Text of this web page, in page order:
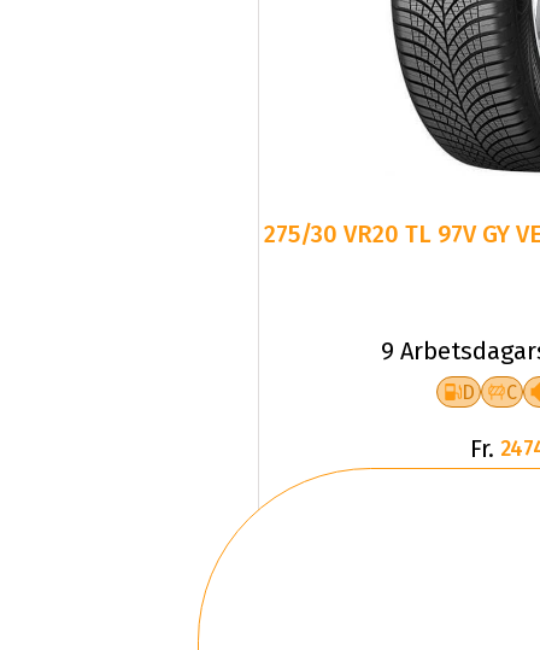
275/30 VR20 TL 97V GY
9
D C
Fr.